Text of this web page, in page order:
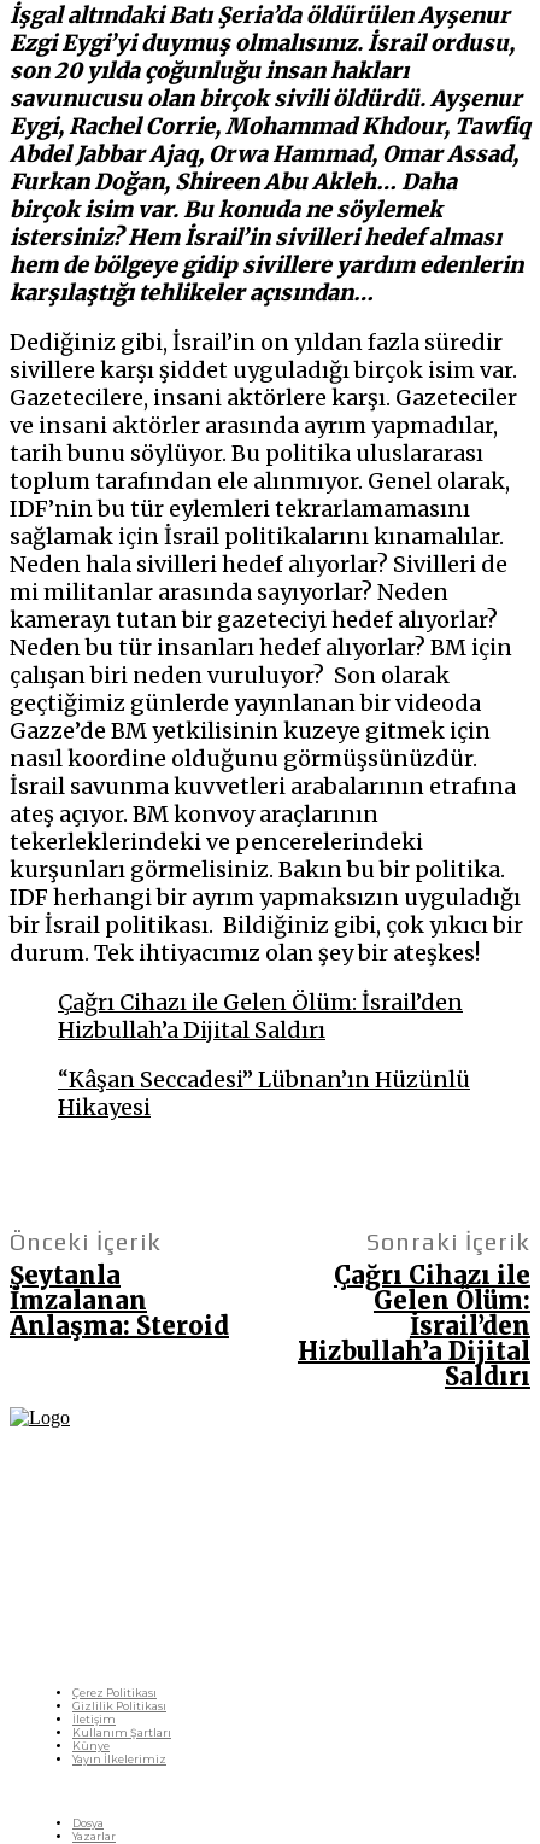
İşgal altındaki Batı Şeria’da öldürülen Ayşenur
Ezgi Eygi’yi duymuş olmalısınız. İsrail ordusu,
son 20 yılda çoğunluğu insan hakları
savunucusu olan birçok sivili öldürdü. Ayşenur
Eygi, Rachel Corrie, Mohammad Khdour, Tawfiq
Abdel Jabbar Ajaq, Orwa Hammad, Omar Assad,
Furkan Doğan, Shireen Abu Akleh… Daha
birçok isim var. Bu konuda ne söylemek
istersiniz? Hem İsrail’in sivilleri hedef alması
hem de bölgeye gidip sivillere yardım edenlerin
karşılaştığı tehlikeler açısından…
Dediğiniz gibi, İsrail’in on yıldan fazla süredir
sivillere karşı şiddet uyguladığı birçok isim var.
Gazetecilere, insani aktörlere karşı. Gazeteciler
ve insani aktörler arasında ayrım yapmadılar,
tarih bunu söylüyor. Bu politika uluslararası
toplum tarafından ele alınmıyor. Genel olarak,
IDF’nin bu tür eylemleri tekrarlamamasını
sağlamak için İsrail politikalarını kınamalılar.
Neden hala sivilleri hedef alıyorlar? Sivilleri de
mi militanlar arasında sayıyorlar? Neden
kamerayı tutan bir gazeteciyi hedef alıyorlar?
Neden bu tür insanları hedef alıyorlar? BM için
çalışan biri neden vuruluyor? Son olarak
geçtiğimiz günlerde yayınlanan bir videoda
Gazze’de BM yetkilisinin kuzeye gitmek için
nasıl koordine olduğunu görmüşsünüzdür.
İsrail savunma kuvvetleri arabalarının etrafına
ateş açıyor. BM konvoy araçlarının
tekerleklerindeki ve pencerelerindeki
kurşunları görmelisiniz. Bakın bu bir politika.
IDF herhangi bir ayrım yapmaksızın uyguladığı
bir İsrail politikası. Bildiğiniz gibi, çok yıkıcı bir
durum. Tek ihtiyacımız olan şey bir ateşkes!
Çağrı Cihazı ile Gelen Ölüm: İsrail’den
Hizbullah’a Dijital Saldırı
“Kâşan Seccadesi” Lübnan’ın Hüzünlü
Hikayesi
Önceki İçerik
Şeytanla
İmzalanan
Anlaşma: Steroid
Sonraki İçerik
Çağrı Cihazı ile
Gelen Ölüm:
İsrail’den
Hizbullah’a Dijital
Saldırı
Çerez Politikası
Gizlilik Politikası
İletişim
Kullanım Şartları
Künye
Yayın İlkelerimiz
Dosya
Yazarlar